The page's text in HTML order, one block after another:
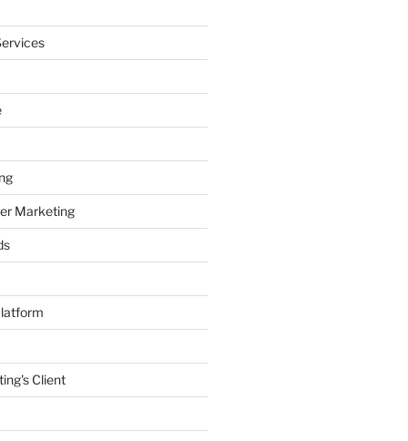
Marketing
Client